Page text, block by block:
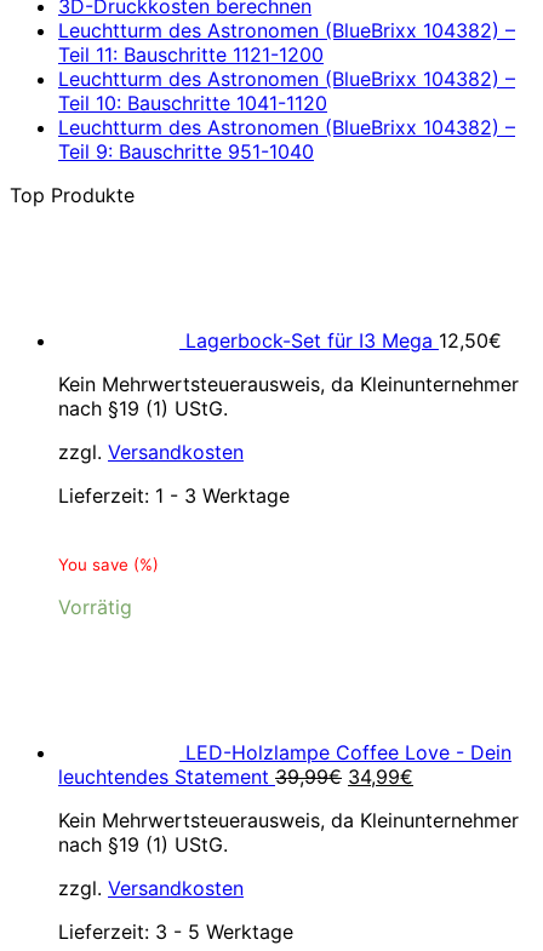
3D-Druckkosten berechnen
Leuchtturm des Astronomen (BlueBrixx 104382) –
Teil 11: Bauschritte 1121-1200
Leuchtturm des Astronomen (BlueBrixx 104382) –
Teil 10: Bauschritte 1041-1120
Leuchtturm des Astronomen (BlueBrixx 104382) –
Teil 9: Bauschritte 951-1040
Top Produkte
Lagerbock-Set für I3 Mega 12,50€
Kein Mehrwertsteuerausweis, da Kleinunternehmer
nach §19 (1) UStG.
zzgl. Versandkosten
Lieferzeit: 1 - 3 Werktage
You save (%)
Vorrätig
LED-Holzlampe Coffee Love - Dein
leuchtendes Statement 39,99€ Ursprünglicher
war:
34,99€
ist:
Kein Mehrwertsteuerausweis, da Kleinunternehmer
nach §19 (1) UStG.
zzgl. Versandkosten
Lieferzeit: 3 - 5 Werktage